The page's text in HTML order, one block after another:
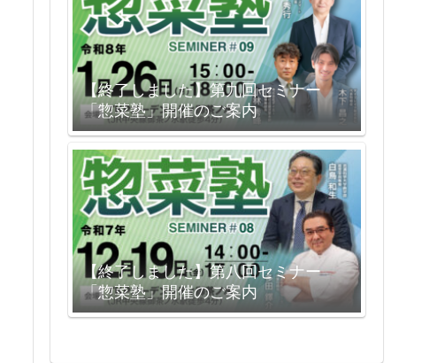
【終了しました】第九回セミナー
「惣菜塾」開催のご案内
【終了しました】第八回セミナー
「惣菜塾」開催のご案内